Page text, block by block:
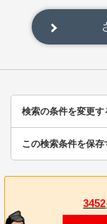
検索の条件を変更す
この検索条件を保存
3452